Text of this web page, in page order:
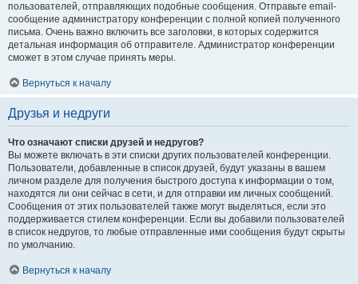
пользователей, отправляющих подобные сообщения. Отправьте email-
сообщение администратору конференции с полной копией полученного
письма. Очень важно включить все заголовки, в которых содержится
детальная информация об отправителе. Администратор конференции
сможет в этом случае принять меры.
Вернуться к началу
Друзья и недруги
Что означают списки друзей и недругов?
Вы можете включать в эти списки других пользователей конференции.
Пользователи, добавленные в список друзей, будут указаны в вашем
личном разделе для получения быстрого доступа к информации о том,
находятся ли они сейчас в сети, и для отправки им личных сообщений.
Сообщения от этих пользователей также могут выделяться, если это
поддерживается стилем конференции. Если вы добавили пользователей
в список недругов, то любые отправленные ими сообщения будут скрыты
по умолчанию.
Вернуться к началу